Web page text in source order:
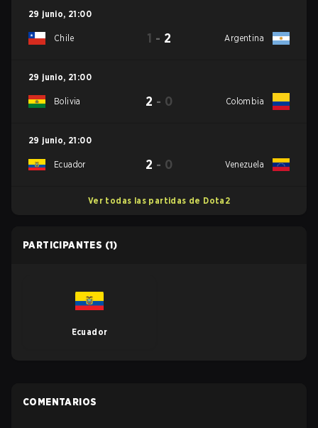
29 junio, 21:00
Chile 1 - 2 Argentina
29 junio, 21:00
Bolivia 2 - 0 Colombia
29 junio, 21:00
Ecuador 2 - 0 Venezuela
Ver todas las partidas de Dota2
PARTICIPANTES (1)
Ecuador
COMENTARIOS